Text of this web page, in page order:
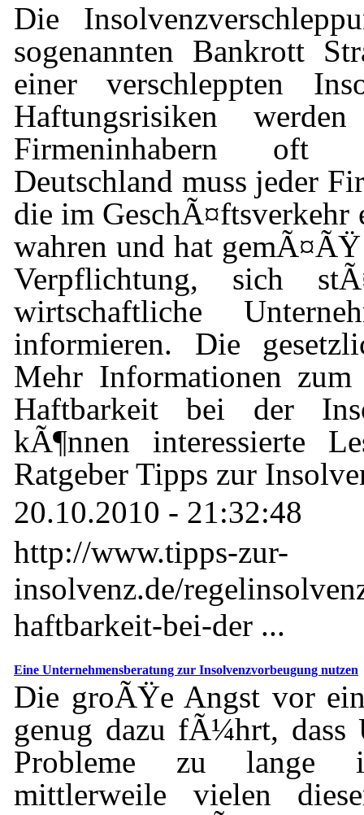
Die
sogenannten Bankrott
einer verschleppten
Haftungsrisiken
Firmeninhabern oft
Deutschland muss jeder
die im
wahren und hat
Verpflichtung, sich
wirtschaftliche
informieren. Die
Mehr Informationen
Haftbarkeit bei der
kÃ¶nnen interessierte
Ratgeber Tipps zur
20.10.2010 - 21:32:48
http://www.tipps-zur-
insolvenz.de/
haftbarkeit-bei-der ...
Eine Unternehmensberatung zur Insolvenzvorbeugung nutzen
Die groÃŸe Angst vor
genug dazu fÃ¼hrt, dass
Probleme zu lange
mittlerweile vielen